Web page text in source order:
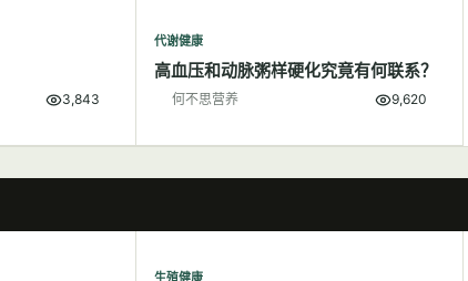
3,843
代谢健康
高血压和动脉粥样硬化究竟有何联系？
何不思营养 9,620
生殖健康